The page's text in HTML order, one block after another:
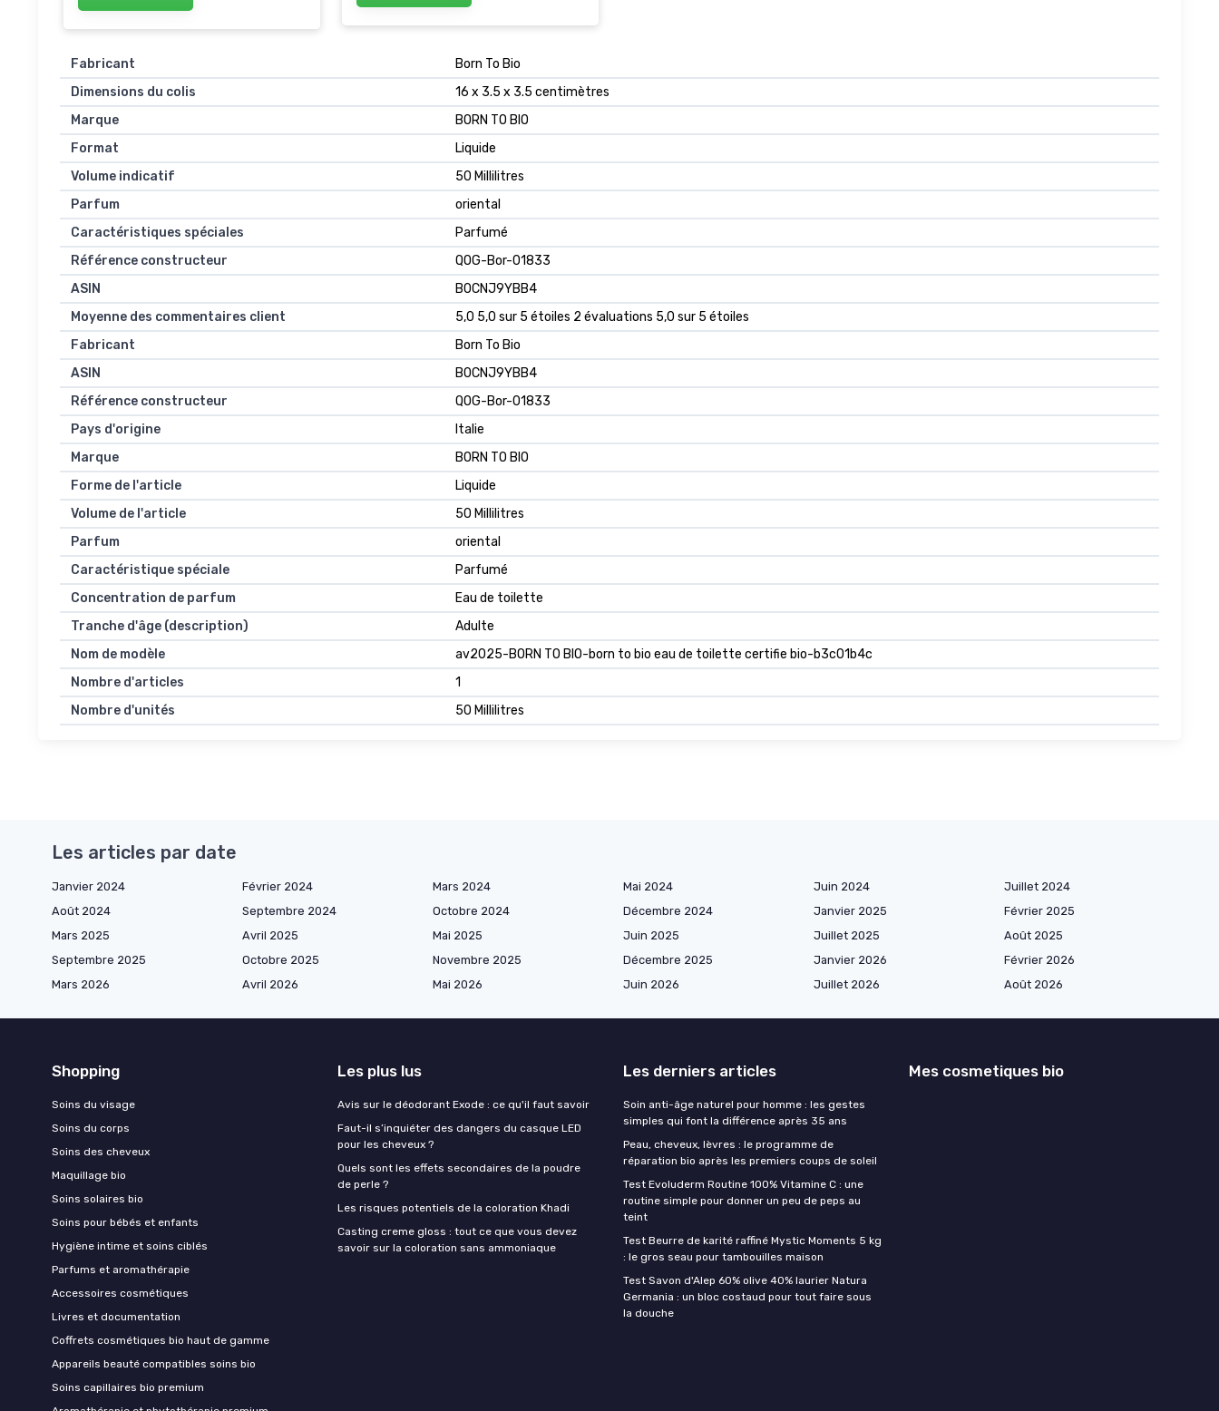
Fabricant
‎Born To Bio
Dimensions du colis
‎16 x 3.5 x 3.5 centimètres
Marque
‎BORN TO BIO
Format
‎Liquide
Volume indicatif
‎50 Millilitres
Parfum
‎oriental
Caractéristiques spéciales
‎Parfumé
Référence constructeur
‎QOG-Bor-01833
ASIN
‎B0CNJ9YBB4
Moyenne des commentaires client
5,0 5,0 sur 5 étoiles 2 évaluations 5,0 sur 5 étoiles
Fabricant
Born To Bio
ASIN
B0CNJ9YBB4
Référence constructeur
QOG-Bor-01833
Pays d'origine
Italie
Marque
BORN TO BIO
Forme de l'article
Liquide
Volume de l'article
50 Millilitres
Parfum
oriental
Caractéristique spéciale
Parfumé
Concentration de parfum
Eau de toilette
Tranche d'âge (description)
Adulte
Nom de modèle
av2025-BORN TO BIO-born to bio eau de toilette certifie bio-b3c01b4c
Nombre d'articles
1
Nombre d'unités
50 Millilitres
Les articles par date
Janvier 2024 Février 2024 Mars 2024 Mai 2024 Juin 2024
Juillet 2024
Août 2024
Septembre 2024 Octobre 2024 Décembre 2024 Janvier 2025
Février 2025
Mars 2025
Avril 2025 Mai 2025 Juin 2025 Juillet 2025
Août 2025
Septembre 2025
Octobre 2025 Novembre 2025 Décembre 2025 Janvier 2026
Février 2026
Mars 2026
Avril 2026 Mai 2026 Juin 2026 Juillet 2026 Août 2026
Shopping
Soins du visage
Soins du corps
Soins des cheveux
Maquillage bio
Soins solaires bio
Soins pour bébés et enfants
Hygiène intime et soins ciblés
Parfums et aromathérapie
Accessoires cosmétiques
Livres et documentation
Coffrets cosmétiques bio haut de gamme
Appareils beauté compatibles soins bio
Soins capillaires bio premium
Les plus lus
Avis sur le déodorant Exode : ce qu'il faut savoir
Faut-il s’inquiéter des dangers du casque LED
pour les cheveux ?
Quels sont les effets secondaires de la poudre
de perle ?
Les risques potentiels de la coloration Khadi
Casting creme gloss : tout ce que vous devez
savoir sur la coloration sans ammoniaque
Les derniers articles
Soin anti-âge naturel pour homme : les gestes
simples qui font la différence après 35 ans
Peau, cheveux, lèvres : le programme de
réparation bio après les premiers coups de soleil
Test Evoluderm Routine 100% Vitamine C : une
routine simple pour donner un peu de peps au
teint
Test Beurre de karité raffiné Mystic Moments 5 kg
: le gros seau pour tambouilles maison
Test Savon d'Alep 60% olive 40% laurier Natura
Germania : un bloc costaud pour tout faire sous
la douche
Mes cosmetiques bio